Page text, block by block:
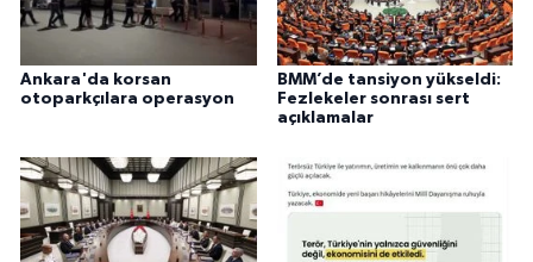
Ankara'da korsan
otoparkçılara operasyon
BMM’de tansiyon yükseldi:
Fezlekeler sonrası sert
açıklamalar